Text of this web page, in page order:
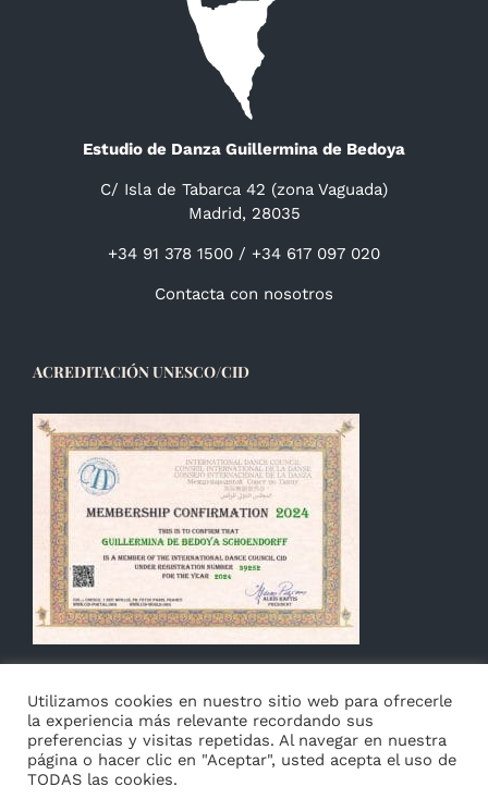
Estudio de Danza Guillermina de Bedoya
C/ Isla de Tabarca 42 (zona Vaguada)
Madrid, 28035
+34 91 378 1500 / +34 617 097 020
Contacta con nosotros
ACREDITACIÓN UNESCO/CID
© Copyright 2014 -
Utilizamos cookies en nuestro sitio web para ofrecerle
la experiencia más relevante recordando sus
preferencias y visitas repetidas. Al navegar en nuestra
página o hacer clic en "Aceptar", usted acepta el uso de
TODAS las cookies.